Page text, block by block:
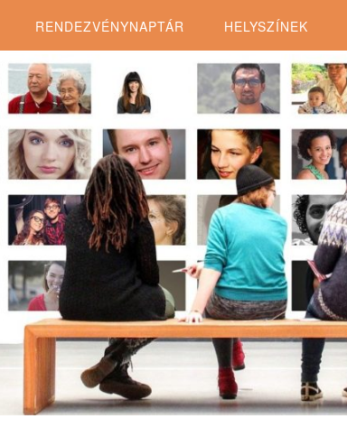
RENDEZVÉNYNAPTÁR HELYSZÍNEK